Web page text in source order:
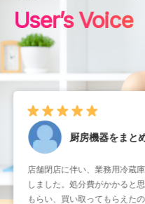
User’s Voice
厨房機器をまと
店舗閉店に伴い、業務用冷蔵
しました。処分費がかかると
もらい、買い取ってもらえた